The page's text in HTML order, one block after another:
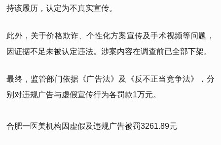
持该履历，认定为不真实宣传。
此外，关于价格欺诈、个性化方案宣传及手术视频等问题，
因证据不足未被认定违法。涉案内容在调查前已全部下架。
最终，监管部门依据《广告法》及《反不正当竞争法》，分
别对违规广告与虚假宣传行为各罚款1万元。
合肥一医美机构因虚假及违规广告被罚3261.89元